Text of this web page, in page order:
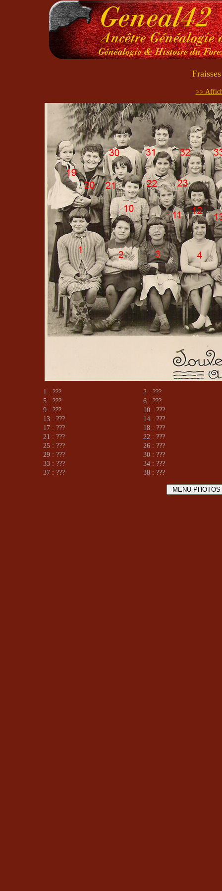
>>
1 : ???
2 : ???
5 : ???
6 : ???
9 : ???
10 : ???
13 : ???
14 : ???
17 : ???
18 : ???
21 : ???
22 : ???
25 : ???
26 : ???
29 : ???
30 : ???
33 : ???
34 : ???
37 : ???
38 : ???